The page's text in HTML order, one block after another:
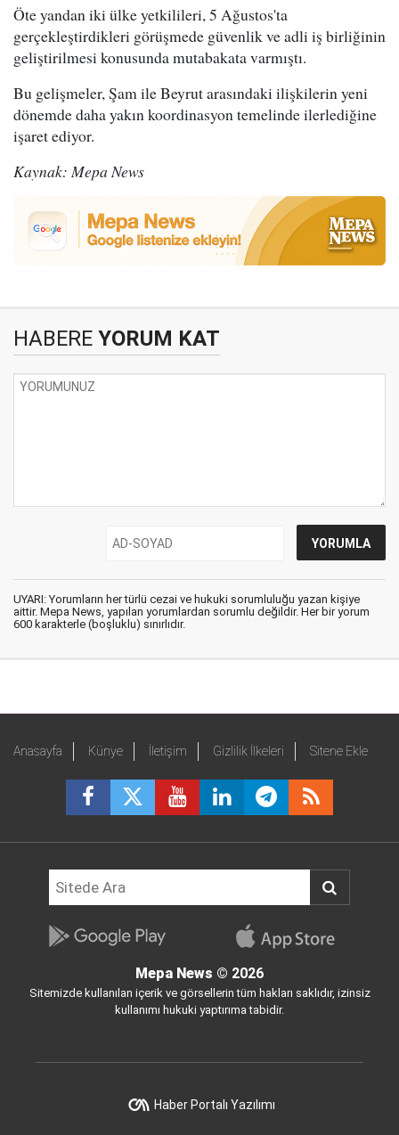
Öte yandan iki ülke yetkilileri, 5 Ağustos'ta
gerçekleştirdikleri görüşmede güvenlik ve adli iş birliğinin
geliştirilmesi konusunda mutabakata varmıştı.
Bu gelişmeler, Şam ile Beyrut arasındaki ilişkilerin yeni
dönemde daha yakın koordinasyon temelinde ilerlediğine
işaret ediyor.
Kaynak: Mepa News
HABERE YORUM KAT
UYARI: Yorumların her türlü cezai ve hukuki sorumluluğu yazan kişiye
aittir. Mepa News, yapılan yorumlardan sorumlu değildir. Her bir yorum
600 karakterle (boşluklu) sınırlıdır.
Anasayfa Künye İletişim Gizlilik İlkeleri Sitene Ekle
Mepa News © 2026
Sitemizde kullanılan içerik ve görsellerin tüm hakları saklıdır, izinsiz
kullanımı hukuki yaptırıma tabidir.
Haber Portalı Yazılımı